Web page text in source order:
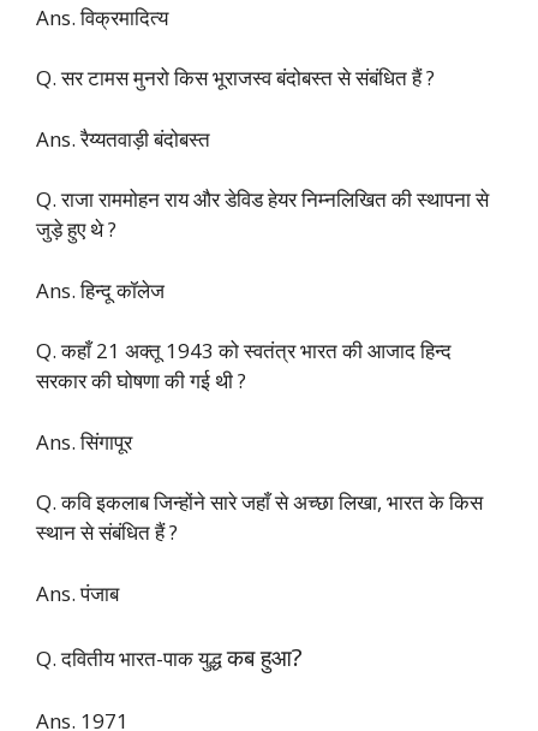
Ans. विक्रमादित्य
Q. सर टामस मुनरो किस भूराजस्व बंदोबस्त से संबंधित हैं ?
Ans. रैय्यतवाड़ी बंदोबस्त
Q. राजा राममोहन राय और डेविड हेयर निम्नलिखित की स्थापना से
जुड़े हुए थे ?
Ans. हिन्दू कॉलेज
Q. कहाँ 21 अक्तू 1943 को स्वतंत्र भारत की आजाद हिन्द
सरकार की घोषणा की गई थी ?
Ans. सिंगापूर
Q. कवि इकलाब जिन्होंने सारे जहाँ से अच्छा लिखा, भारत के किस
स्थान से संबंधित हैं ?
Ans. पंजाब
Q. दवितीय भारत-पाक युद्धकब हुआ?
Ans. 1971